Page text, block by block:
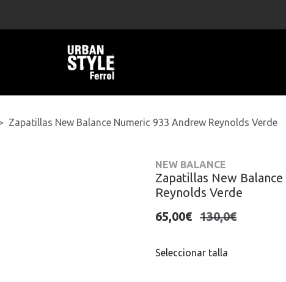
Zapatillas New Balance Numeric 933 Andrew Reynolds Verde
NEW BALANCE
Zapatillas New
Reynolds Verde
65,00€ 130,0€
Seleccionar talla